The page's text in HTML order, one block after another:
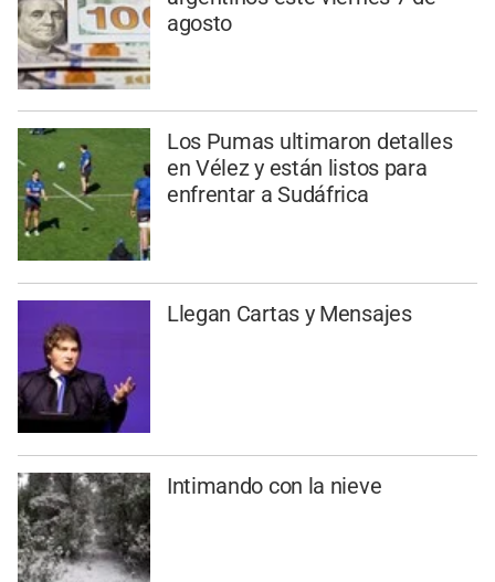
agosto
Los Pumas ultimaron detalles
en Vélez y están listos para
enfrentar a Sudáfrica
Llegan Cartas y Mensajes
Intimando con la nieve